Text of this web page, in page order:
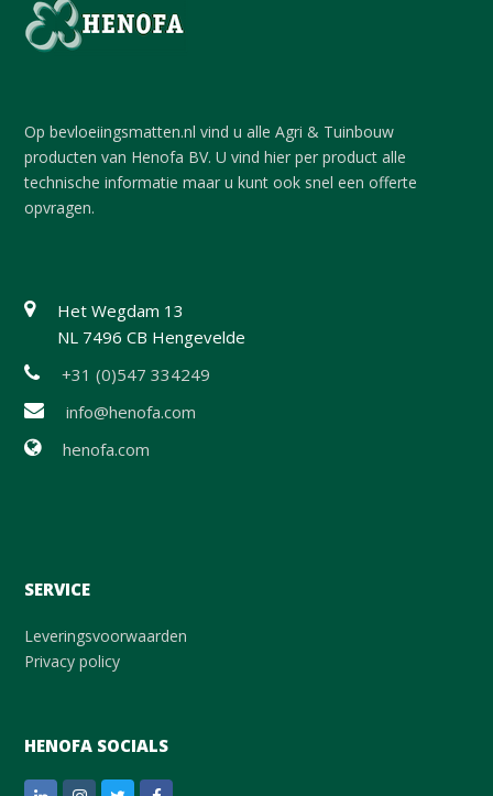
Op bevloeiingsmatten.nl vind u alle Agri & Tuinbouw
producten van Henofa BV. U vind hier per product alle
technische informatie maar u kunt ook snel een offerte
opvragen.
Het Wegdam 13
NL 7496 CB Hengevelde
+31 (0)547 334249
info@henofa.com
henofa.com
SERVICE
Leveringsvoorwaarden
Privacy policy
HENOFA SOCIALS